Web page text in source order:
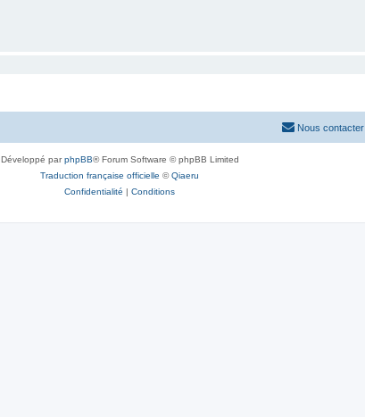
Nous contacter
Développé parphpBB® Forum Software © phpBB Limited
Traduction française officielle ©Qiaeru
Confidentialité | Conditions